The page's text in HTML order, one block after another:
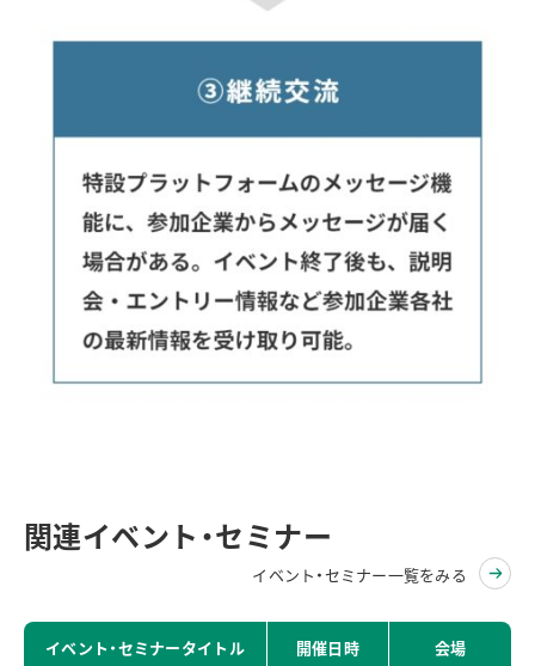
関連イベント・セミナー
イベント・セミナー一覧をみる
イベント・セミナータイトル 開催日時 会場